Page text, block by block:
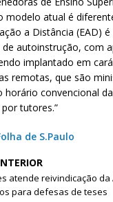
modelo atual é
a Distância (​EAD)
autoinstrução, com
implantado em
remotas, que são
convencional
tutores.”
de S.Paulo
atende reivindicação da
para defesas de teses